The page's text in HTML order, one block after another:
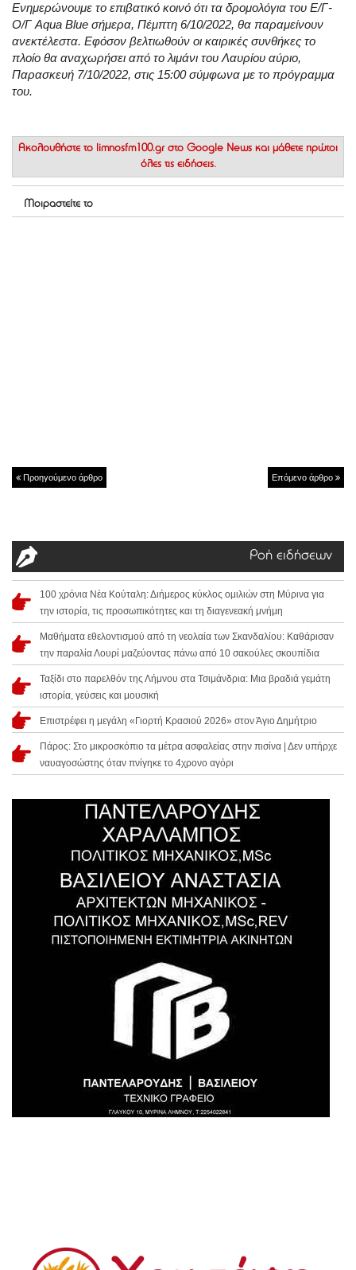
Ενημερώνουμε το επιβατικό κοινό ότι τα δρομολόγια του Ε/Γ-
Ο/Γ Aqua Blue σήμερα, Πέμπτη 6/10/2022, θα παραμείνουν
ανεκτέλεστα. Εφόσον βελτιωθούν οι καιρικές συνθήκες το
πλοίο θα αναχωρήσει από το λιμάνι του Λαυρίου αύριο,
Παρασκευή 7/10/2022, στις 15:00 σύμφωνα με το πρόγραμμα
του.
Ακολουθήστε το limnosfm100.gr στο Google News και μάθετε πρώτοι
όλες τις ειδήσεις.
Μοιραστείτε το
Προηγούμενο άρθρο Επόμενο άρθρο
Ροή ειδήσεων
100 χρόνια Νέα Κούταλη: Διήμερος κύκλος ομιλιών στη Μύρινα για
την ιστορία, τις προσωπικότητες και τη διαγενεακή μνήμη
Μαθήματα εθελοντισμού από τη νεολαία των Σκανδαλίου: Καθάρισαν
την παραλία Λουρί μαζεύοντας πάνω από 10 σακούλες σκουπίδια
Ταξίδι στο παρελθόν της Λήμνου στα Τσιμάνδρια: Μια βραδιά γεμάτη
ιστορία, γεύσεις και μουσική
Επιστρέφει η μεγάλη «Γιορτή Κρασιού 2026» στον Άγιο Δημήτριο
Πάρος: Στο μικροσκόπιο τα μέτρα ασφαλείας στην πισίνα | Δεν υπήρχε
ναυαγοσώστης όταν πνίγηκε το 4χρονο αγόρι